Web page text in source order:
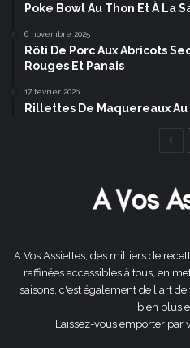
Poke Bowl Au Thon Et À La
6 novembre 2025
Rôti De Porc Aux Abricots
Rouges Et Panais
17 février 2026
Rillettes De Maquereaux Au
A Vos Assiettes, des milliers de
raffinées accessibles à tous, en
saisons, c'est également de l'art
bien plus
Laissez-vous emporter par